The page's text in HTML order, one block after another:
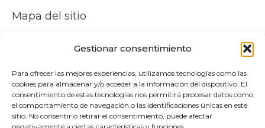
Gestionar consentimiento
Para ofrecer las mejores experiencias, utilizamos tecnologías como las
cookies para almacenar y/o acceder a la información del dispositivo. El
consentimiento de estas tecnologías nos permitirá procesar datos como
el comportamiento de navegación o las identificaciones únicas en este
sitio. No consentir o retirar el consentimiento, puede afectar
Mapa del sitio
Tu cuenta
Mi cuenta
Carrito